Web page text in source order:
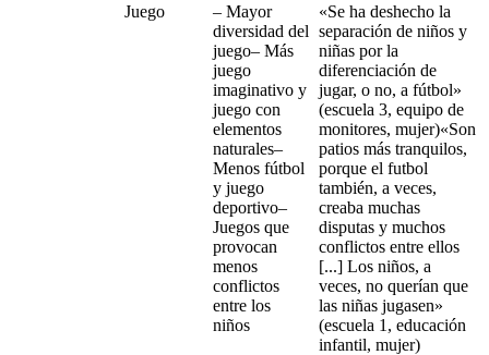
Juego
– Mayor
diversidad del
juego– Más
juego
imaginativo y
juego con
elementos
naturales–
Menos fútbol
y juego
deportivo–
Juegos que
provocan
menos
conflictos
entre los
niños
«Se ha deshecho la
separación de niños y
niñas por la
diferenciación de
jugar, o no, a fútbol»
(escuela 3, equipo de
monitores, mujer)«Son
patios más tranquilos,
porque el futbol
también, a veces,
creaba muchas
disputas y muchos
conflictos entre ellos
[...] Los niños, a
veces, no querían que
las niñas jugasen»
(escuela 1, educación
infantil, mujer)